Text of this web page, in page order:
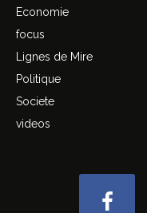
Economie
focus
Lignes de Mire
Politique
Societe
videos